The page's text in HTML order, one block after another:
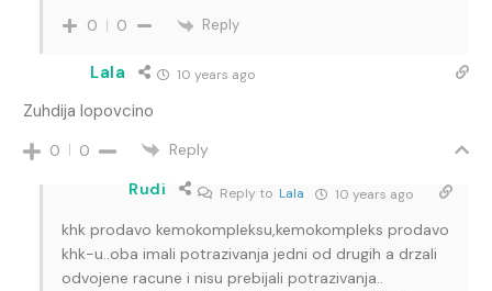
0 0 Reply
Lala 10 years ago
Zuhdija lopovcino
0 0 Reply
Rudi Reply to Lala 10 years ago
khk prodavo kemokompleksu,kemokompleks prodavo
khk-u..oba imali potrazivanja jedni od drugih a drzali
odvojene racune i nisu prebijali potrazivanja..